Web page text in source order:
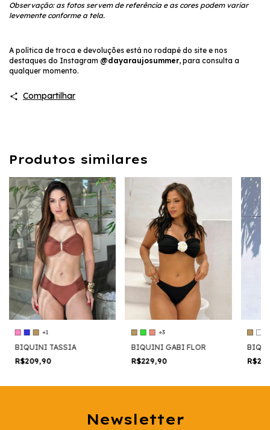
Observação: as fotos servem de referência e as cores podem variar
levemente conforme a tela.
A política de troca e devoluções está no rodapé do site e nos
destaques do Instagram @dayaraujosummer, para consulta a
qualquer momento.
Compartilhar
Produtos similares
+1
BIQUINI TASSIA
R$209,90
+3
BIQUINI GABI FLOR
R$229,90
Newsletter